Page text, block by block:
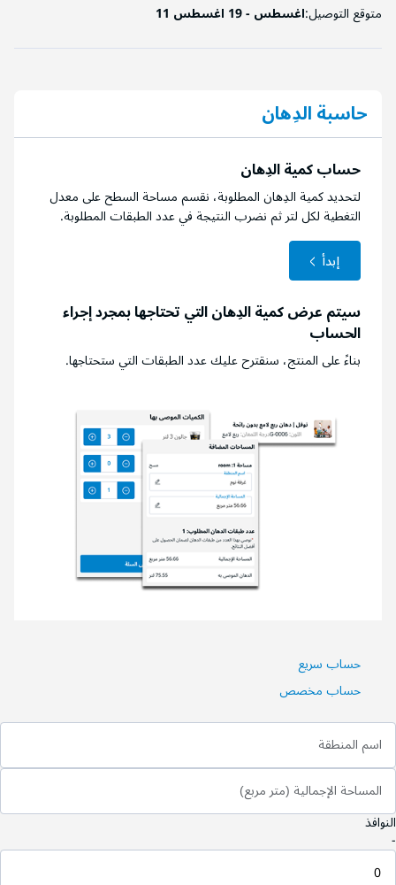
متوقع التوصيل:11 اغسطس - 19 اغسطس
حاسبة الدِهان
حساب كمية الدِهان
لتحديد كمية الدِهان المطلوبة، نقسم مساحة السطح على معدل
التغطية لكل لتر ثم نضرب النتيجة في عدد الطبقات المطلوبة.
إبدأ
سيتم عرض كمية الدِهان التي تحتاجها بمجرد إجراء
الحساب
بناءً على المنتج، سنقترح عليك عدد الطبقات التي ستحتاجها.
حساب سريع
حساب مخصص
اسم المنطقة
المساحة الإجمالية (متر مربع)
النوافذ
-